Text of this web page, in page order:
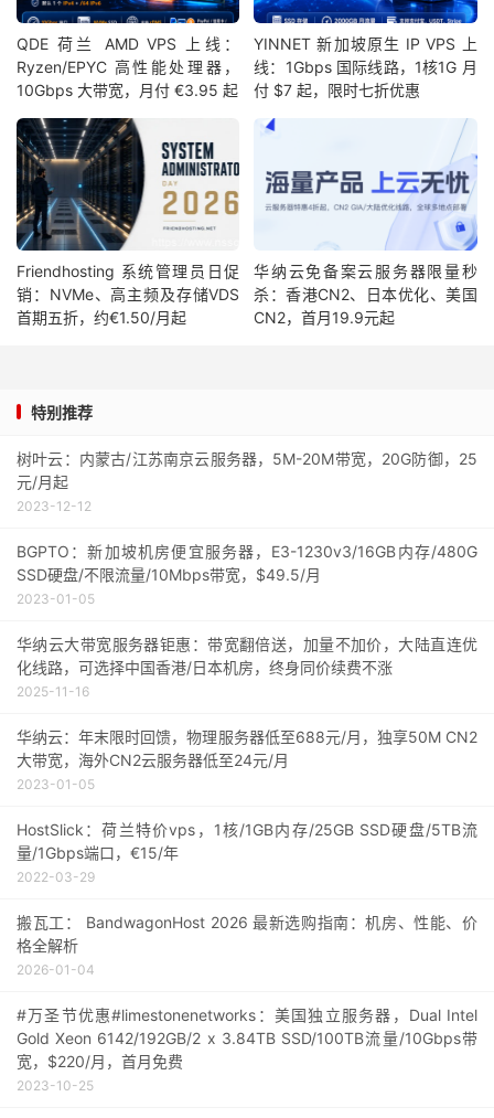
QDE 荷兰 AMD VPS 上线：
Ryzen/EPYC 高性能处理器，
10Gbps 大带宽，月付 €3.95 起
YINNET 新加坡原生 IP VPS 上
线：1Gbps 国际线路，1核1G 月
付 $7 起，限时七折优惠
Friendhosting 系统管理员日促
销：NVMe、高主频及存储VDS
首期五折，约€1.50/月起
华纳云免备案云服务器限量秒
杀：香港CN2、日本优化、美国
CN2，首月19.9元起
特别推荐
树叶云：内蒙古/江苏南京云服务器，5M-20M带宽，20G防御，25
元/月起
2023-12-12
BGPTO：新加坡机房便宜服务器，E3-1230v3/16GB内存/480G
SSD硬盘/不限流量/10Mbps带宽，$49.5/月
2023-01-05
华纳云大带宽服务器钜惠：带宽翻倍送，加量不加价，大陆直连优
化线路，可选择中国香港/日本机房，终身同价续费不涨
2025-11-16
华纳云：年末限时回馈，物理服务器低至688元/月，独享50M CN2
大带宽，海外CN2云服务器低至24元/月
2023-01-05
HostSlick：荷兰特价vps，1核/1GB内存/25GB SSD硬盘/5TB流
量/1Gbps端口，€15/年
2022-03-29
搬瓦工： BandwagonHost 2026 最新选购指南：机房、性能、价
格全解析
2026-01-04
#万圣节优惠#limestonenetworks：美国独立服务器，Dual Intel
Gold Xeon 6142/192GB/2 x 3.84TB SSD/100TB流量/10Gbps带
宽，$220/月，首月免费
2023-10-25